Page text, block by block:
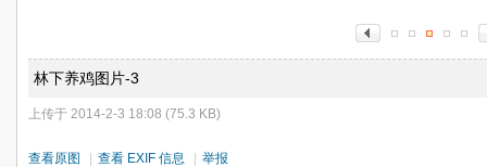
林下养鸡图片-3
上传于 2014-2-3 18:08 (75.3 KB)
查看原图 查看 EXIF 信息 举报